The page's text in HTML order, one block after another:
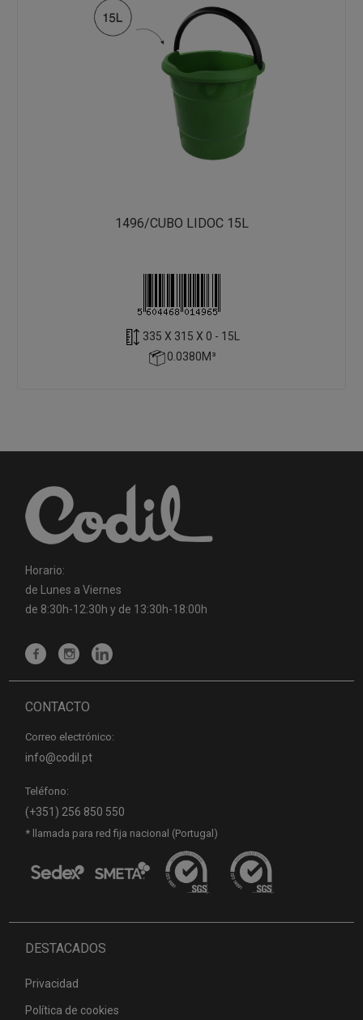
1496/CUBO LIDOC 15L
335 X 315 X 0 - 15L
0.0380M³
Horario:
de Lunes a Viernes
de 8:30h-12:30h y de 13:30h-18:00h
CONTACTO
Correo electrónico:
info@codil.pt
Teléfono:
(+351) 256 850 550
* llamada para red fija nacional (Portugal)
DESTACADOS
Privacidad
Política de cookies